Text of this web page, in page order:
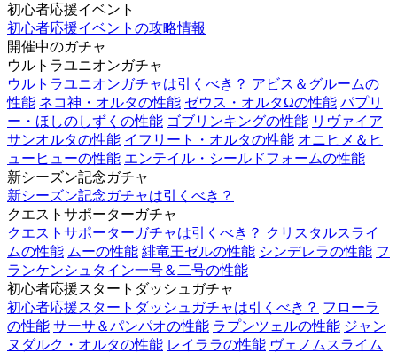
初心者応援イベント
初心者応援イベントの攻略情報
開催中のガチャ
ウルトラユニオンガチャ
ウルトラユニオンガチャは引くべき？ アビス＆グルームの
性能 ネコ神・オルタの性能 ゼウス・オルタΩの性能 パプリ
ー・ほしのしずくの性能 ゴブリンキングの性能 リヴァイア
サンオルタの性能 イフリート・オルタの性能 オニヒメ＆ヒ
ューヒューの性能 エンテイル・シールドフォームの性能
新シーズン記念ガチャ
新シーズン記念ガチャは引くべき？
クエストサポーターガチャ
クエストサポーターガチャは引くべき？ クリスタルスライ
ムの性能 ムーの性能 緋竜王ゼルの性能 シンデレラの性能 フ
ランケンシュタイン一号＆二号の性能
初心者応援スタートダッシュガチャ
初心者応援スタートダッシュガチャは引くべき？ フローラ
の性能 サーサ＆パンパオの性能 ラプンツェルの性能 ジャン
ヌダルク・オルタの性能 レイララの性能 ヴェノムスライム